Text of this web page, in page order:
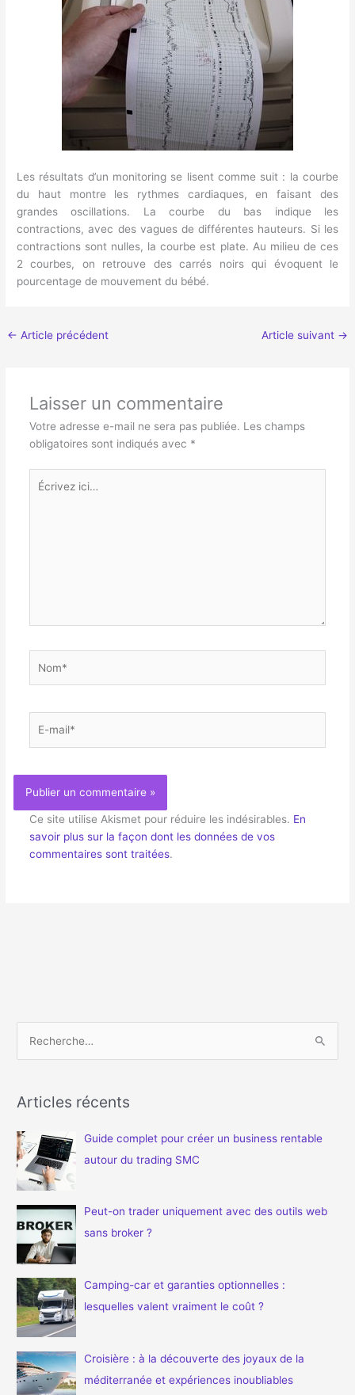
Les résultats d’un monitoring se lisent comme suit : la courbe
du haut montre les rythmes cardiaques, en faisant des
grandes oscillations. La courbe du bas indique les
contractions, avec des vagues de différentes hauteurs. Si les
contractions sont nulles, la courbe est plate. Au milieu de ces
2 courbes, on retrouve des carrés noirs qui évoquent le
pourcentage de mouvement du bébé.
← Article précédent Article suivant →
Laisser un commentaire
Votre adresse e-mail ne sera pas publiée. Les champs
obligatoires sont indiqués avec *
Écrivez
ici…
mail*
Ce site utilise Akismet pour réduire les indésirables. En
savoir plus sur la façon dont les données de vos
commentaires sont traitées.
h
r
c
h
e
r
:
Articles récents
Guide complet pour créer un business rentable
autour du trading SMC
Peut-on trader uniquement avec des outils web
sans broker ?
Camping-car et garanties optionnelles :
lesquelles valent vraiment le coût ?
Croisière : à la découverte des joyaux de la
méditerranée et expériences inoubliables